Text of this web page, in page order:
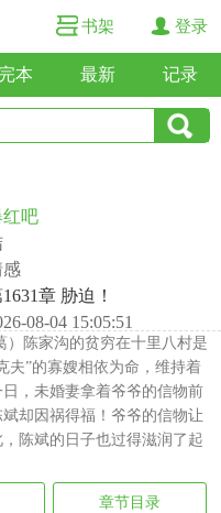
书架 登录
完本 最新 记录
吧
感
章 胁迫！
08-04 15:05:51
）陈家沟的贫穷在十里八村是
夫”的寡嫂相依为命，维持着
，未婚妻拿着爷爷的信物前
却因祸得福！爷爷的信物让
陈斌的日子也过得滋润了起
章节目录